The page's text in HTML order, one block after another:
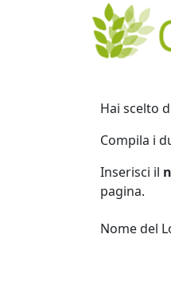
Hai scelto
Compila i
Inserisci il
pagina.
Nome del